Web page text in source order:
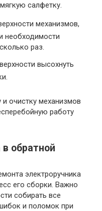
салфетку.
механизмов,
необходимости
раз.
высохнуть
очистку механизмов
работу
обратной
электроручника
его сборки. Важно
собирать все
и поломок при